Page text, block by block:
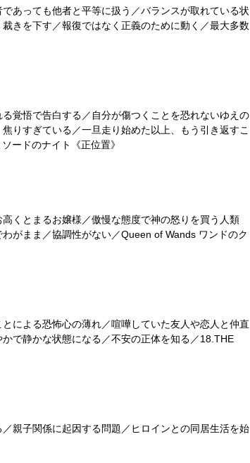
あっても他者と平等に扱う／バランスが取れている状
きを下す／報復ではなく正義のために動く／最大多数
覚悟で告白する／自分が傷つくことを恐れないゆえの
りすぎている／一旦走り始めた以上、もう引き返すこ
ードのナイト《正位置》
くとまるお嬢様／傲慢な態度で神の怒りを買う人類
がまま／協調性がない／Queen of Wands ワンドのク
による恐怖心の薄れ／喧嘩していた友人や恋人と仲直
で静かな状態になる／不安の正体を知る／18.THE
親子関係に起因する問題／ヒロインとの同居生活を始